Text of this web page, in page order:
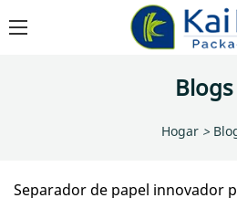
Blogs
Hogar >
Separador de papel innovador